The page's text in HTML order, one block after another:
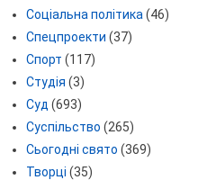
Соціальна політика (46)
Спецпроекти (37)
Спорт (117)
Студія (3)
Суд (693)
Суспільство (265)
Сьогодні свято (369)
Творці (35)